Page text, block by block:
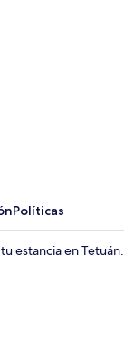
Políticas
estancia en Tetuán.